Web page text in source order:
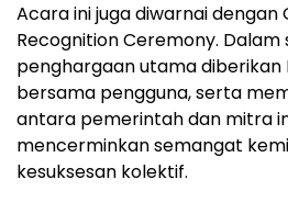
Acara ini juga diwarnai
Recognition Ceremony. Dalam
penghargaan utama diberikan
bersama pengguna, serta
antara pemerintah dan mitra
mencerminkan semangat
kesuksesan kolektif.